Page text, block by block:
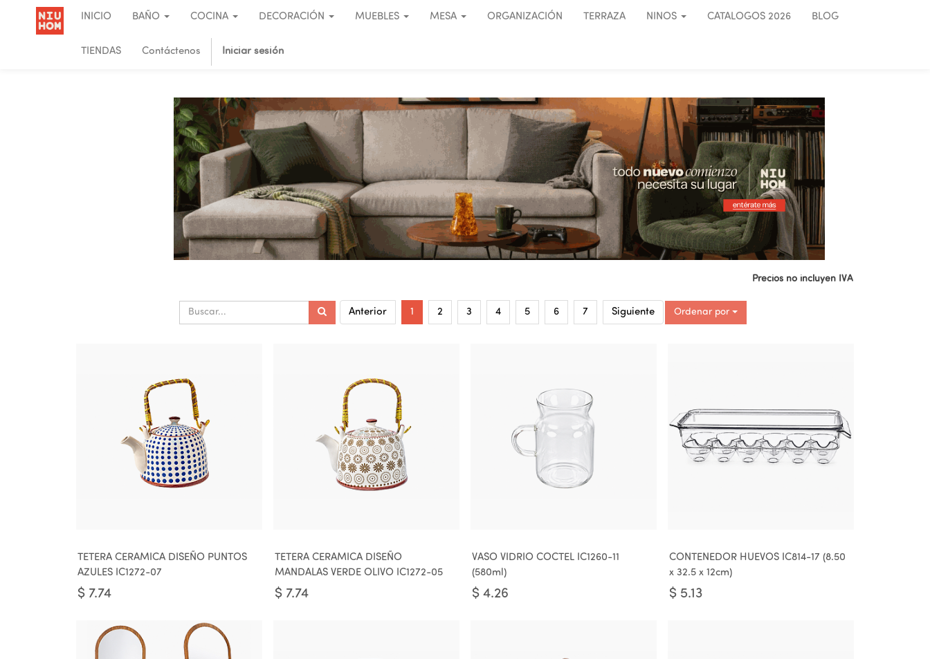
INICIO BAÑO COCINA DECORACIÓN MUEBLES MESA ORGANIZACIÓN TERRAZA NINOS CATALOGOS 2026 BLOG
TIENDAS Contáctenos Iniciar sesión
.
Precios no incluyen IVA
Anterior 1 2 3 4 5 6 7 Siguiente Ordenar por
TETERA CERAMICA DISEÑO PUNTOS
AZULES IC1272-07
$ 7.74
TETERA CERAMICA DISEÑO
MANDALAS VERDE OLIVO IC1272-05
$ 7.74
VASO VIDRIO COCTEL IC1260-11
(580ml)
$ 4.26
CONTENEDOR HUEVOS IC814-17 (8.50
x 32.5 x 12cm)
$ 5.13